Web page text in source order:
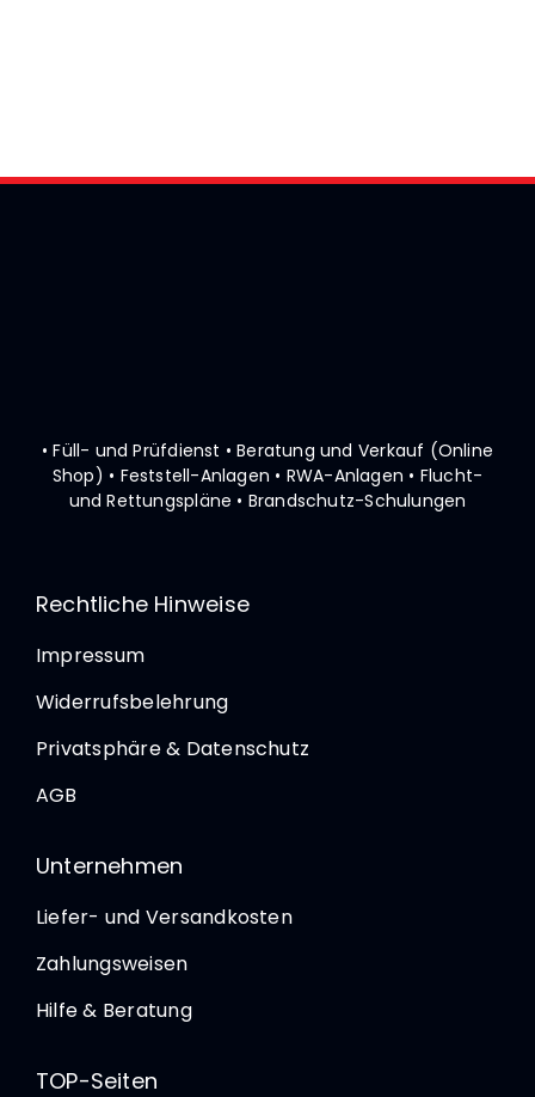
• Füll- und Prüfdienst • Beratung und Verkauf (Online
Shop) • Feststell-Anlagen • RWA-Anlagen • Flucht-
und Rettungspläne • Brandschutz-Schulungen
Rechtliche Hinweise
Impressum
Widerrufsbelehrung
Privatsphäre & Datenschutz
AGB
Unternehmen
Liefer- und Versandkosten
Zahlungsweisen
Hilfe & Beratung
TOP-Seiten